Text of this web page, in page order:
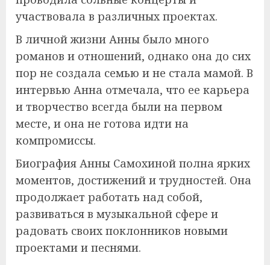
участвовала в различных проектах.
В личной жизни Анны было много
романов и отношений, однако она до сих
пор не создала семью и не стала мамой. В
интервью Анна отмечала, что ее карьера
и творчество всегда были на первом
месте, и она не готова идти на
компромиссы.
Биография Анны Самохиной полна ярких
моментов, достижений и трудностей. Она
продолжает работать над собой,
развиваться в музыкальной сфере и
радовать своих поклонников новыми
проектами и песнями.